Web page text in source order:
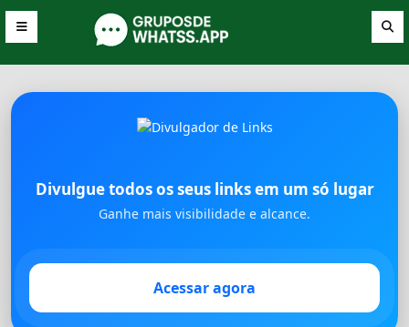
Divulgue todos os seus links em um só lugar
Ganhe mais visibilidade e alcance.
Acessar agora